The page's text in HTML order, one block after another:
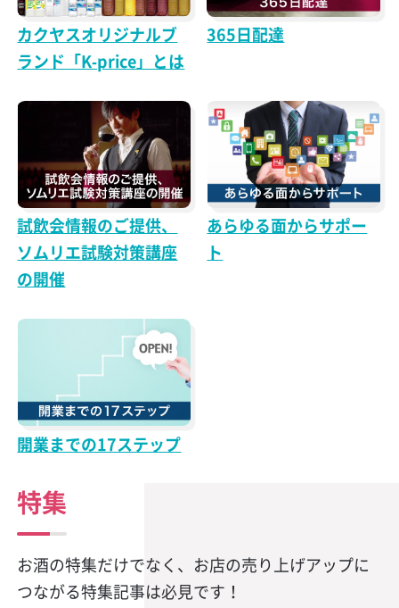
カクヤスオリジナルブ
ランド「K-price」とは
365日配達
試飲会情報のご提供、
ソムリエ試験対策講座
の開催
あらゆる面からサポー
ト
開業までの17ステップ
特集
お酒の特集だけでなく、お店の売り上げアップに
つながる特集記事は必見です！